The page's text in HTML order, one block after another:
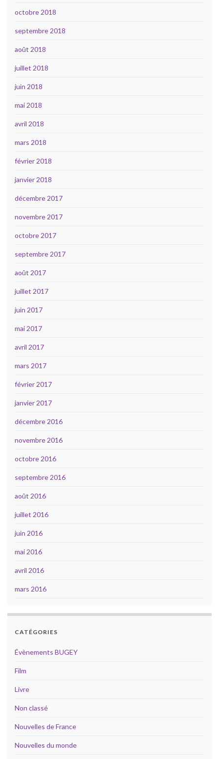
octobre 2018
septembre 2018
août 2018
juillet 2018
juin 2018
mai 2018
avril 2018
mars 2018
février 2018
janvier 2018
décembre 2017
novembre 2017
octobre 2017
septembre 2017
août 2017
juillet 2017
juin 2017
mai 2017
avril 2017
mars 2017
février 2017
janvier 2017
décembre 2016
novembre 2016
octobre 2016
septembre 2016
août 2016
juillet 2016
juin 2016
mai 2016
avril 2016
mars 2016
CATÉGORIES
Évènements BUGEY
Film
Livre
Non classé
Nouvelles de France
Nouvelles du monde